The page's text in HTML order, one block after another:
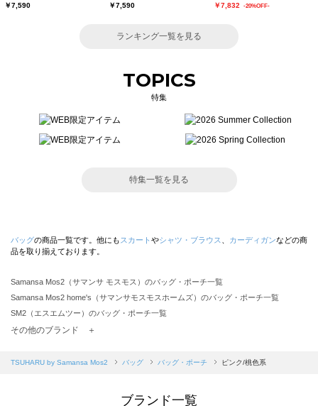
￥7,590 ￥7,590 ￥7,832 -20%OFF-
ランキング一覧を見る
TOPICS
特集
特集一覧を見る
バッグの商品一覧です。他にも スカート やシャツ・ブラウス カーディガンなどの商
品を取り揃えております。
Samansa Mos2（サマンサ モスモス）のバッグ・ポーチ一覧
Samansa Mos2 home's（サマンサモスモスホームズ）のバッグ・ポーチ一覧
SM2（エスエムツー）のバッグ・ポーチ一覧
Samansa Mos2 blue（サマンサモスモス ブルー）のバッグ・ポーチ一覧
その他のブランド ＋
TSUHARU by Samansa Mos2 バッグ バッグ・ポーチ ピンク/桃色系
ブランド一覧